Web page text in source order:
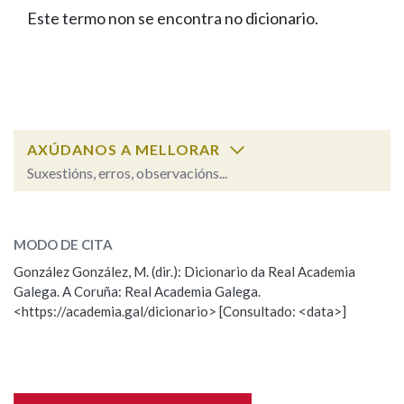
FIGURAS HOMENAXEADAS
PORTAL DAS PALABRAS
Facebook
TwitterYoutubeInstagram
Bluesky
BUSCAR NOS LEMAS
Remata por
BUSCAR NO CONTIDO
Nas definicións
Este termo non se encontra no dicionario.
AXÚDANOS A MELLORAR
Suxestións, erros, observacións...
Observación
Nome
MODO DE CITA
González González, M. (dir.): Dicionario da Real Academia
Galega. A Coruña: Real Academia Galega.
<https://academia.gal/dicionario> [Consultado: <data>]